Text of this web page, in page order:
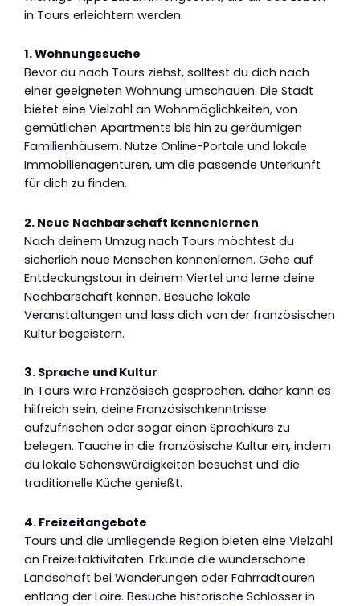
in Tours erleichtern werden.
1. Wohnungssuche
Bevor du nach Tours ziehst, solltest du dich nach
einer geeigneten Wohnung umschauen. Die Stadt
bietet eine Vielzahl an Wohnmöglichkeiten, von
gemütlichen Apartments bis hin zu geräumigen
Familienhäusern. Nutze Online-Portale und lokale
Immobilienagenturen, um die passende Unterkunft
für dich zu finden.
2. Neue Nachbarschaft kennenlernen
Nach deinem Umzug nach Tours möchtest du
sicherlich neue Menschen kennenlernen. Gehe auf
Entdeckungstour in deinem Viertel und lerne deine
Nachbarschaft kennen. Besuche lokale
Veranstaltungen und lass dich von der französischen
Kultur begeistern.
3. Sprache und Kultur
In Tours wird Französisch gesprochen, daher kann es
hilfreich sein, deine Französischkenntnisse
aufzufrischen oder sogar einen Sprachkurs zu
belegen. Tauche in die französische Kultur ein, indem
du lokale Sehenswürdigkeiten besuchst und die
traditionelle Küche genießt.
4. Freizeitangebote
Tours und die umliegende Region bieten eine Vielzahl
an Freizeitaktivitäten. Erkunde die wunderschöne
Landschaft bei Wanderungen oder Fahrradtouren
entlang der Loire. Besuche historische Schlösser in